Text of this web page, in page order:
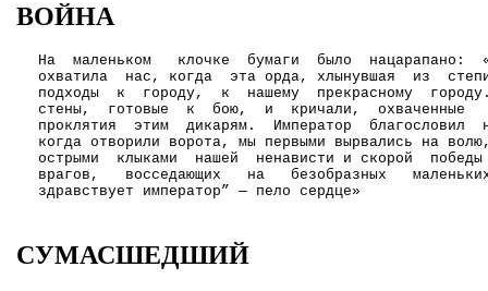
ВОЙНА
На маленьком клочке бумаги было нацарапано:
охватила нас, когда эта орда, хлынувшая из
подходы к городу, к нашему прекрасному
стены, готовые к бою, и кричали, охваченные
проклятия этим дикарям. Император
когда отворили ворота, мы первыми вырвались на
острыми клыками нашей ненависти и скорой
врагов, восседающих на безобразных
здравствует император” — пело сердце»
СУМАСШЕДШИЙ